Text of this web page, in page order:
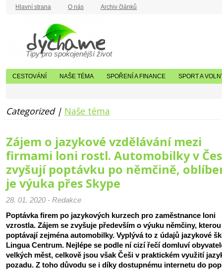
Hlavní strana O nás Archiv článků
Tipy pro spokojenější život
CESTOVÁNÍ NAŠE TÉMA SPOŘENÍ A FINANCE SPORT A
Categorized | Naše téma
Zájem o jazykové vzdělávání mezi
firmami loni rostl. Automobilky v
zvyšují poptávku po němčině,
je výuka přes Skype
28. 01. 2020 - Redakce
Poptávka firem po jazykových kurzech pro zaměstnance loni
vzrostla. Zájem se zvyšuje především o výuku němčiny, kterou
poptávají zejména automobilky. Vyplývá to z údajů jazykové
Lingua Centrum. Nejlépe se podle ní cizí řečí domluví
velkých měst, celkově jsou však Češi v praktickém využití
pozadu. Z toho důvodu se i díky dostupnému internetu do